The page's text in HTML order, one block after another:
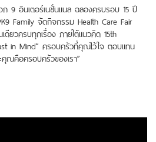
9 อินเตอร์เนชั่นแนล ฉลองครบรอบ 15 ปี
Family จัดกิจกรรม Health Care Fair
ยวครบทุกเรื่อง ภายใต้แนวคิด 15th
in Mind” ครอบครัวที่คุณไว้ใจ ตอบแทน
ณคือครอบครัวของเรา”